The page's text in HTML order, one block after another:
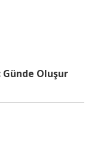
Günde Oluşur